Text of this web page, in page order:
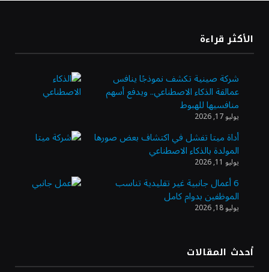
«طيران الرياض» يدشن أولى رحلاته إلى مومباي
ويضيف الوجهة التشغيلية الثامنة
وزير الاستثمار: الموافقة على رخصة مزاولة
الأنشطة المالية عابرة الحدود تطوير للبيئة
الاستثمارية
الذهب يسجل أعلى مستوى في أسبوعين بدعم
من تراجع الدولار
الدولار الأمريكي يتراجع قرب أدنى مستوياته
الأكثر قراءة
شركة صينية تكشف نموذجًا ينافس
عمالقة الذكاء الاصطناعي.. ويدفع أسهم
منافسيها للهبوط
يوليو 17, 2026
أداة ميتا تفشل في اكتشاف بعض صورها
المولدة بالذكاء الاصطناعي
يوليو 11, 2026
6 أعمال جانبية غير تقليدية تناسب
الموظفين بدوام كامل
يوليو 18, 2026
أحدث المقالات